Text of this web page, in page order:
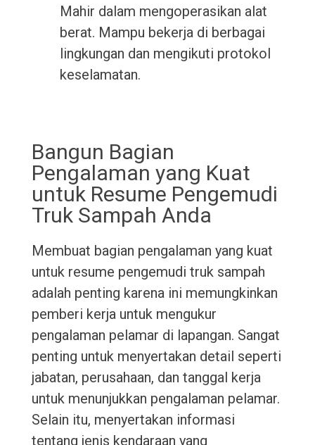
Mahir dalam mengoperasikan alat
berat. Mampu bekerja di berbagai
lingkungan dan mengikuti protokol
keselamatan.
Bangun Bagian
Pengalaman yang Kuat
untuk Resume Pengemudi
Truk Sampah Anda
Membuat bagian pengalaman yang kuat
untuk resume pengemudi truk sampah
adalah penting karena ini memungkinkan
pemberi kerja untuk mengukur
pengalaman pelamar di lapangan. Sangat
penting untuk menyertakan detail seperti
jabatan, perusahaan, dan tanggal kerja
untuk menunjukkan pengalaman pelamar.
Selain itu, menyertakan informasi
tentang jenis kendaraan yang